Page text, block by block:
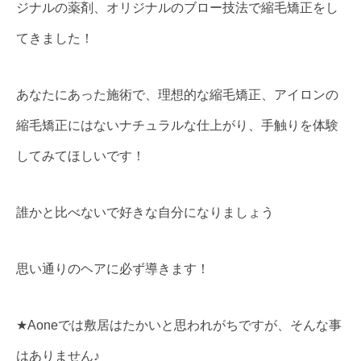
ジナルの薬剤、オリジナルのブロー技法で縮毛矯正をし
てきました！
あなたにあった施術で、理想的な縮毛矯正、アイロンの
縮毛矯正にはないナチュラルな仕上がり、手触りを体験
してみてほしいです！
誰かと比べないで好きな自分になりましょう
思い通りのヘアに必ず導きます！
★Aoneでは敷居はたかいと思われがちですが、そんな事
はありません♪